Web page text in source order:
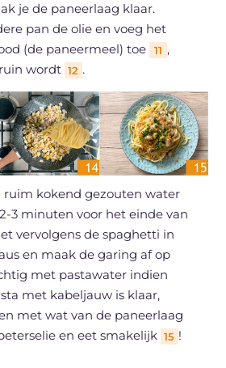
je de paneerlaag klaar.
pan de olie en voeg het
(de paneermeel) toe
11 ,
wordt 12 .
ruim kokend gezouten water
3 minuten voor het einde van
vervolgens de spaghetti in
en maak de garing af op
met pastawater indien
met kabeljauw is klaar,
met wat van de paneerlaag
en eet smakelijk 15 !